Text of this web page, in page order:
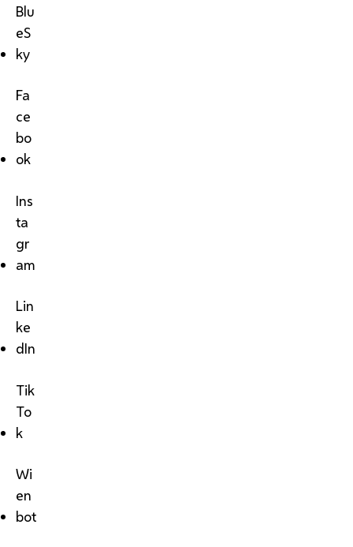
Blu
eS
ky
Fa
ce
bo
ok
Ins
ta
gr
am
Lin
ke
dIn
Tik
To
k
Wi
en
bot